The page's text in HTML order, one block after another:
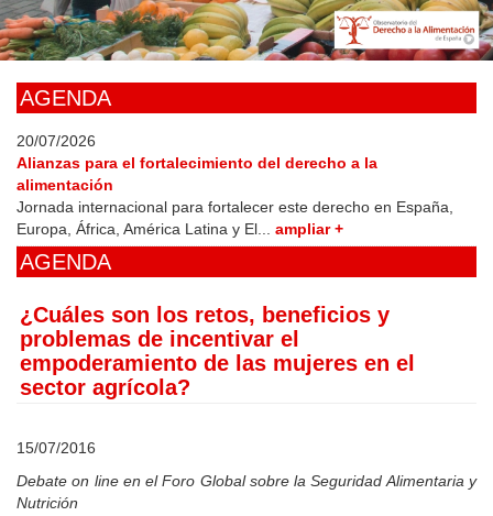
Skip
to
main
AGENDA
20/07/2026
Alianzas para el fortalecimiento del derecho a la
alimentación
Jornada internacional para fortalecer este derecho en España,
Europa, África, América Latina y El... ampliar +
AGENDA
¿Cuáles son los retos, beneficios y
problemas de incentivar el
empoderamiento de las mujeres en el
sector agrícola?
15/07/2016
Debate on line en el Foro Global sobre la Seguridad Alimentaria y
Nutrición